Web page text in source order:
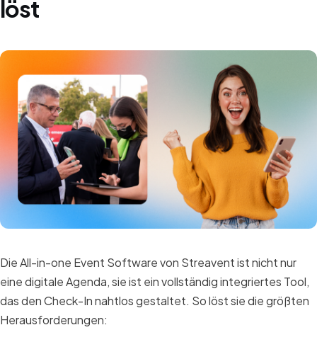
löst
Die All-in-one Event Software von Streavent ist nicht nur
eine digitale Agenda, sie ist ein vollständig integriertes Tool,
das den Check-In nahtlos gestaltet. So löst sie die größten
Herausforderungen: